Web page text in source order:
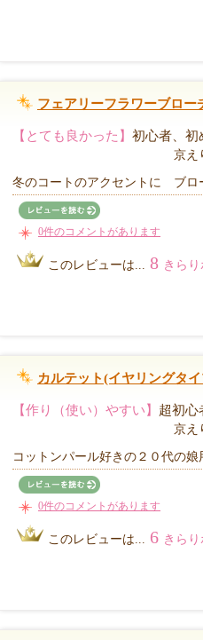
フェアリーフラワーブロー
【とても良かった】 初心者、初
京え
冬のコートのアクセントに ブロ
0件のコメントがあります
このレビューは... 8 きらり
カルテット(イヤリングタ
【作り（使い）やすい】 超初
京え
コットンパール好きの２０代の娘
0件のコメントがあります
このレビューは... 6 きらり